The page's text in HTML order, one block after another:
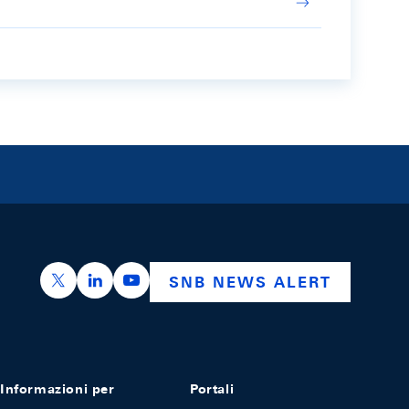
https://x.com/snb_bns
https://ch.linkedin.com/company/swiss-
https://www.youtube.com/
SNB NEWS ALERT
Informazioni per Portali